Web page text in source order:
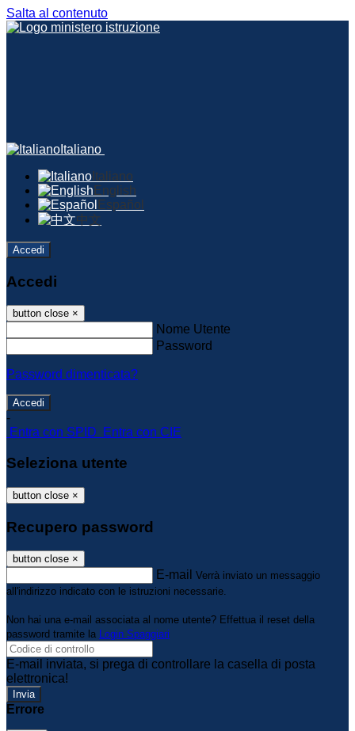
Salta al contenuto
Italiano
Italiano
English
Español
中文
Accedi
Accedi
button close ×
Nome Utente
Password
Password dimenticata?
-
Entra con SPID
Entra con CIE
Seleziona utente
button close ×
Recupero password
button close ×
E-mail Verrà inviato un messaggio
all'indirizzo indicato con le istruzioni necessarie.
Non hai una e-mail associata al nome utente? Effettua il reset della
password tramite la Login Spaggiari
E-mail inviata, si prega di controllare la casella di posta
elettronica!
Errore